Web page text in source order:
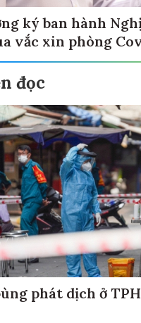
ký ban hành
vắc xin phòng
đọc
phát dịch ở